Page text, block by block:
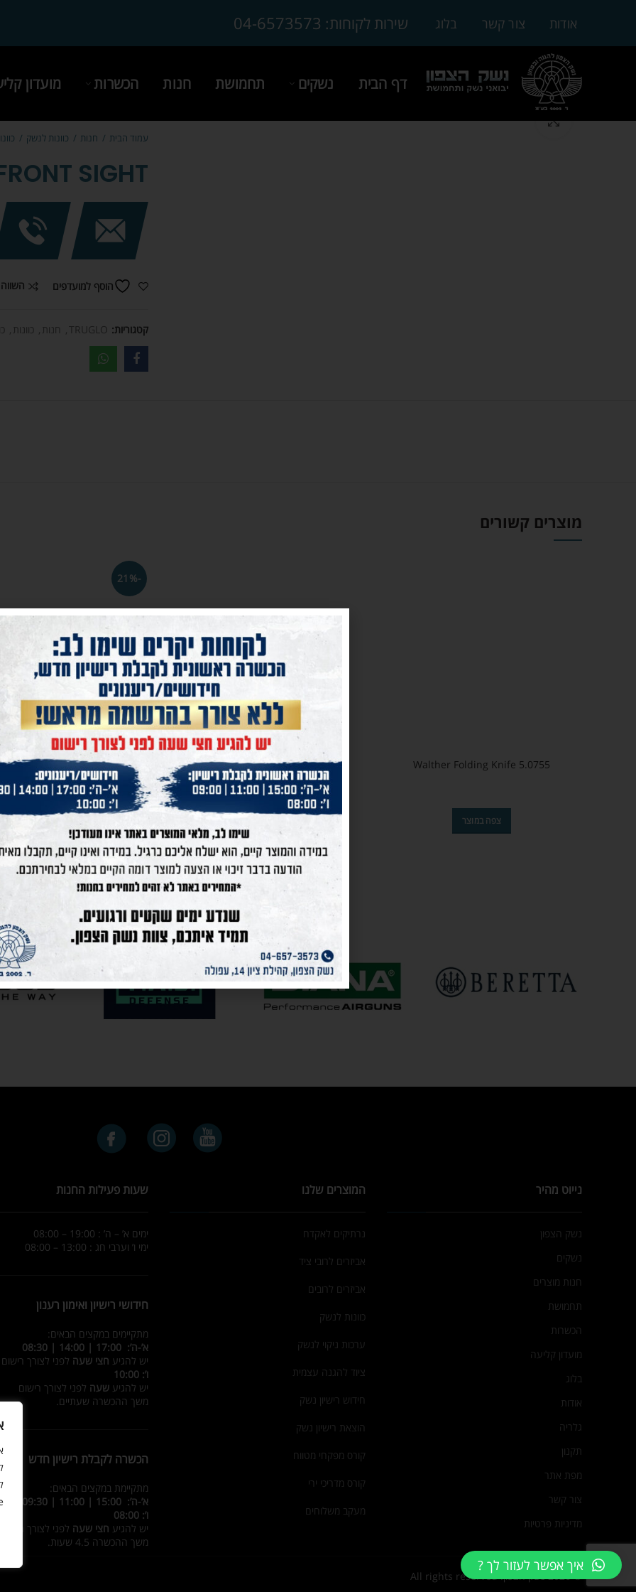
אודות צור קשר בלוג שירות לקוחות: 04-6573573
דף הבית נשקים תחמושת חנות הכשרות מועדון
Click to enlarge
עמוד הבית
חנות כוונות לנשק
SIGHT
הוסף למועדפים
קטגוריות: TRUGLO
, חנות , כוונות ,
מוצרים קשורים
Walther Folding Knife 5.0755
צפה במוצר
נרתיק פנימי אוניברסלי מעור
99₪
-21%
חליפת צייד ACU Uniform
620₪
490₪
הוסף לסל
נייוט מהיר
נשק הצפון
נשקים
חנות מוצרים
תחמושת
הכשרות
מועדון קליעה
בלוג
אודות
גלריה
תקנון
מפת אתר
צור קשר
מדיניות פרטיות
המוצרים שלנו
נרתיקים לאקדח
אביזרים לרובי ציד
אביזרים לרובים
כוונות לנשק
ערכות ניקוי לנשק
ציוד להגנה עצמית
חידוש רישיון נשק
הוצאת רישיון נשק
קורס מפקחי מטווח
קורס מדריכי ירי
מעקב משלוחים
שעות פעילות החנות
ימים א’ – ה’ : 19:00 – 08:00
ימי ו’ וערבי חג : 13:00 – 08:00
חידושי רישיון ואימון רענון
מתקיימים במקצים הבאים:
א’-ה’: 17:00 | 14:00 | 08:30
יש להגיע חצי שעה לפני לצורך רישום
ו’: 10:00
יש להגיע שעה לפני לצורך רישום
משך ההכשרה שעתיים.
הכשרה לקבלת רישיון חדש
מתקיימת במקצים הבאים:
א’-ה’: 15:00 | 11:00 | 09:30
ו’: 08:00
יש להגיע חצי שעה לפני לצורך רישום
משך ההכשרה 4.5 שעות.
© 2026 נשק הצפון. All rights reserved
איך אפשר לעזור לך ?